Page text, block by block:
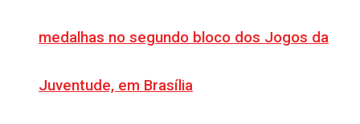
medalhas no segundo bloco dos Jogos da
Juventude, em Brasília